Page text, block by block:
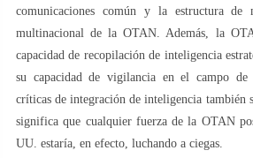
comunicaciones común y la estructura de
multinacional de la OTAN. Además, la
capacidad de recopilación de inteligencia
su capacidad de vigilancia en el campo de
críticas de integración de inteligencia también
significa que cualquier fuerza de la OTAN
UU. estaría, en efecto, luchando a ciegas.